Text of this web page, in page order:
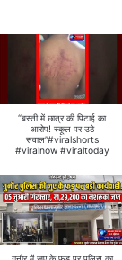
“बस्ती में छात्र की पिटाई का
आरोप! स्कूल पर उठे
सवाल”#viralshorts
#viralnow #viraltoday